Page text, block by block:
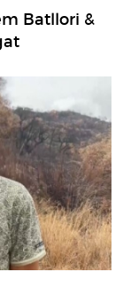
Batllori &